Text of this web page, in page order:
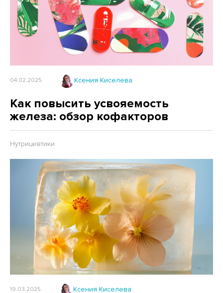
04.02.2025 Ксения Киселева
Как повысить усвояемость
железа: обзор кофакторов
Нутрицевтики
19.03.2025 Ксения Киселева